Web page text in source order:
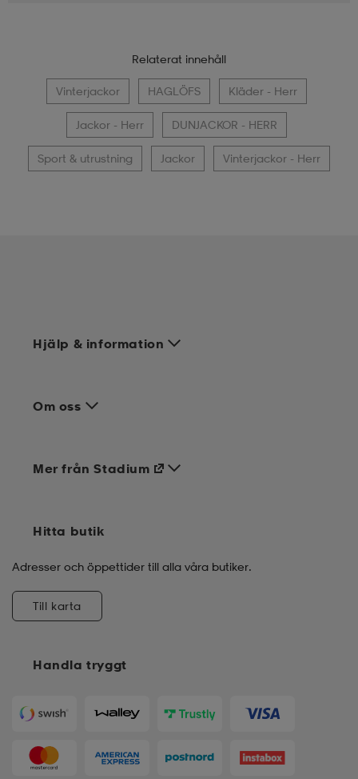
Relaterat innehåll
Vinterjackor HAGLÖFS Kläder - Herr
Jackor - Herr DUNJACKOR - HERR
Sport & utrustning Jackor Vinterjackor - Herr
Hjälp & information
Om oss
Handla tryggt
Mer från Stadium
Hitta butik
Adresser och öppettider till alla våra butiker.
Till karta